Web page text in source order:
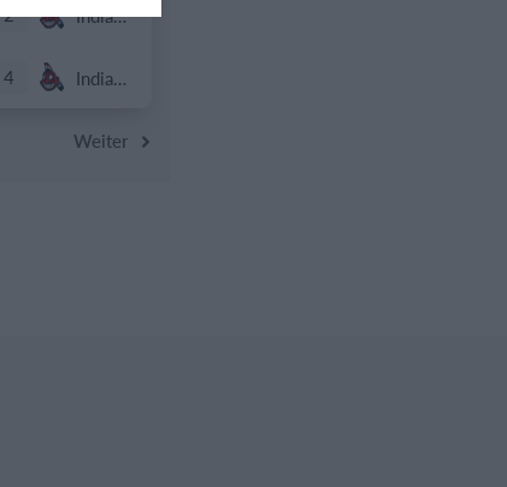
2 Indians Kids U10
4 Indians Kids U10
Weiter